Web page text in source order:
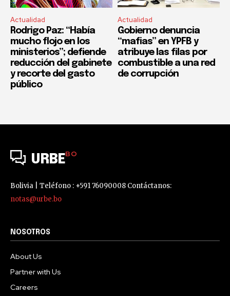
Actualidad
Rodrigo Paz: “Había
mucho flojo en los
ministerios”; defiende
reducción del gabinete
y recorte del gasto
público
Actualidad
Gobierno denuncia
“mafias” en YPFB y
atribuye las filas por
combustible a una red
de corrupción
URBEBO
Bolivia | Teléfono : +591 76090008 Contáctanos:
notas@urbe.bo
NOSOTROS
About Us
Partner with Us
Careers